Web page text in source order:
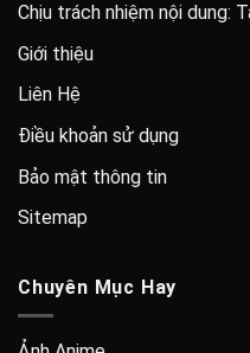
Chịu trách nhiệm nội dung:
Giới thiệu
Liên Hệ
Điều khoản sử dụng
Bảo mật thông tin
Sitemap
Chuyên Mục Hay